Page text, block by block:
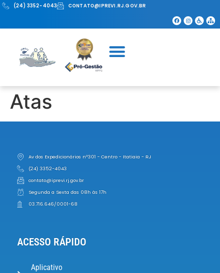
(24) 3352-4043 CONTATO@IPREVI.RJ.GOV.BR
Atas
Av dos Expedicionários nº301 - Centro - Itatiaia - RJ
(24) 3352-4043
contato@iprevi.rj.gov.br
Segunda a Sexta das 08h às 17h
03.716.646/0001-68
ACESSO RÁPIDO
Aplicativo